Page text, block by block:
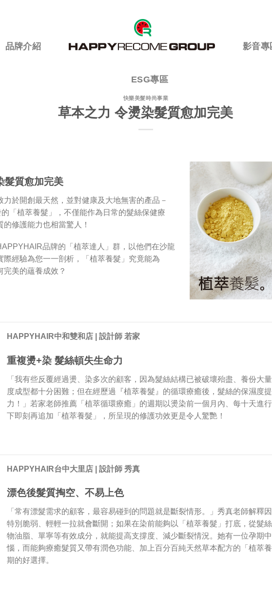
品牌介紹 影音專
ESG專區
快樂美髮時尚事業
草本之力 令燙染髮質愈加完美
髮質愈加完美
力於開創最天然，並對健康及大地無害的產品－
「植萃養髮」，不僅能作為日常的髮絲保健療
修護能力也相當驚人！
品牌的「植萃達人」群，以他們在沙龍
際經驗為您一一剖析，「植萃養髮」究竟能為
完美的蘊養成效？
HAPPYHAIR中和雙和店 | 設計師 若家
重複燙+染 髮絲頓失生命力
「我有些反覆經過燙、染多次的顧客，因為髮絲結構已被破壞殆盡、養份大
度成型都十分困難；但在經歷過『植萃養髮』的循環療癒後，髮絲的保濕度
力！」若家老師推薦「植萃循環療癒」的週期以燙染前一個月內、每十天進
下即刻再追加「植萃養髮」，所呈現的修護功效更是令人驚艷！
HAPPYHAIR台中大里店 | 設計師 秀真
漂色後髮質掏空、不易上色
「常有漂髮需求的顧客，最容易碰到的問題就是斷裂情形。」秀真老師解釋
特別脆弱、輕輕一拉就會斷開；如果在染前能夠以「植萃養髮」打底，從髮
物油脂、單寧等有效成分，就能提高支撐度、減少斷裂情況。她有一位孕期
惱，而能夠療癒髮質又帶有潤色功能、加上百分百純天然草本配方的「植萃
期的好選擇。